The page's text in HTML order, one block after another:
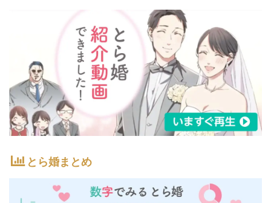
とら婚まとめ